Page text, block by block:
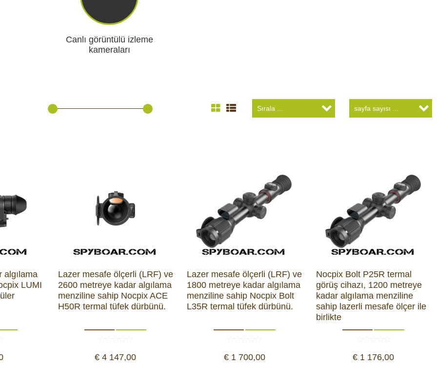
Canlı görüntülü izleme
kameraları
algılama
LUMI
Lazer mesafe ölçerli (LRF) ve
2600 metreye kadar algılama
menziline sahip Nocpix ACE
H50R termal tüfek dürbünü.
€ 4 147,00
Lazer mesafe ölçerli (LRF) ve
1800 metreye kadar algılama
menziline sahip Nocpix Bolt
L35R termal tüfek dürbünü.
€ 1 700,00
Nocpix Bolt P25R termal
görüş cihazı, 1200 metreye
kadar algılama menziline
sahip lazerli mesafe ölçer ile
birlikte
€ 1 176,00